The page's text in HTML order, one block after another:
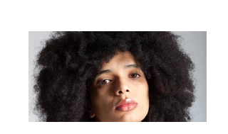
Disponible en diferentes
variaciones de color.
Un accesorio versátil, ideal
para quienes aprecian los
detalles originales y el diseño
contemporáneo.